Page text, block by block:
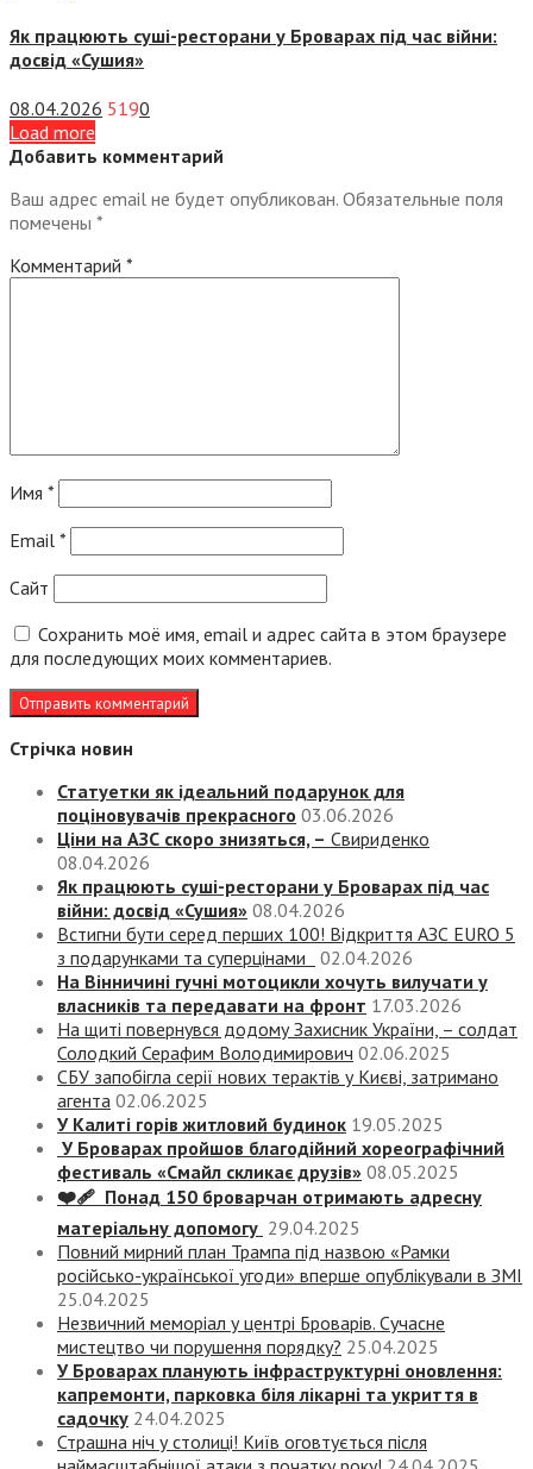
Як працюють суші-ресторани у Броварах під час війни:
досвід «Сушия»
08.04.2026 5190
Load more
Добавить комментарий
Ваш адрес email не будет опубликован. Обязательные поля
помечены *
Комментарий *
Имя *
Email *
Сайт
Сохранить моё имя, email и адрес сайта в этом браузере
для последующих моих комментариев.
Стрічка новин
Статуетки як ідеальний подарунок для
поціновувачів прекрасного 03.06.2026
Ціни на АЗС скоро знизяться, – Свириденко
08.04.2026
Як працюють суші-ресторани у Броварах під час
війни: досвід «Сушия» 08.04.2026
Встигни бути серед перших 100! Відкриття АЗС EURO 5
з подарунками та суперцінами
02.04.2026
На Вінничині гучні мотоцикли хочуть вилучати у
власників та передавати на фронт 17.03.2026
На щиті повернувся додому Захисник України, – солдат
Солодкий Серафим Володимирович 02.06.2025
СБУ запобігла серії нових терактів у Києві, затримано
агента 02.06.2025
У Калиті горів житловий будинок 19.05.2025
У Броварах пройшов благодійний хореографічний
фестиваль «Смайл скликає друзів» 08.05.2025
❤️‍🩹 Понад 150 броварчан отримають адресну
матеріальну допомогу 29.04.2025
Повний мирний план Трампа під назвою «‎Рамки
російсько-української угоди» вперше опублікували в ЗМІ
25.04.2025
Незвичний меморіал у центрі Броварів. Сучасне
мистецтво чи порушення порядку? 25.04.2025
У Броварах планують інфраструктурні оновлення:
капремонти, парковка біля лікарні та укриття в
садочку 24.04.2025
Страшна ніч у столиці! Київ оговтується після